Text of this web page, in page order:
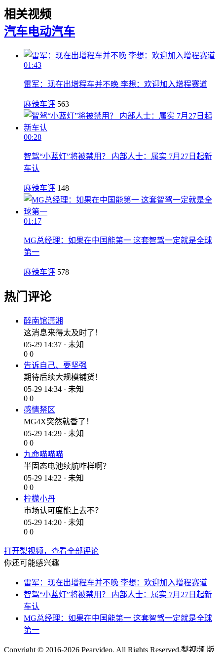
相关视频
汽车电动汽车
01:43
雷军：现在出增程车并不晚 李想：欢迎加入增程赛道
麻辣车评 563
00:28
智驾“小蓝灯”将被禁用？ 内部人士：属实 7月27日起新
车认
麻辣车评 148
01:17
MG总经理：如果在中国能第一 这套智驾一定就是全球
第一
麻辣车评 578
热门评论
醉南馆潇湘
这消息来得太及时了！
05-29 14:37 · 未知
0 0
告诉自己、要坚强
期待后续大规模铺货！
05-29 14:34 · 未知
0 0
感情禁区
MG4X突然就香了！
05-29 14:29 · 未知
0 0
九命喵喵喵
半固态电池续航咋样啊？
05-29 14:22 · 未知
0 0
柠檬小丹
市场认可度能上去不？
05-29 14:20 · 未知
0 0
打开梨视频，查看全部评论
你还可能感兴趣
雷军：现在出增程车并不晚 李想：欢迎加入增程赛道
智驾“小蓝灯”将被禁用？ 内部人士：属实 7月27日起新
车认
MG总经理：如果在中国能第一 这套智驾一定就是全球
第一
Copyright © 2016-2026 Pearvideo. All Rights Reserved.梨视频 版